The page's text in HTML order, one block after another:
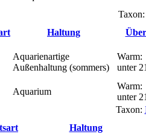
Haltung
Aquarienartige
Außenhaltung (sommers)
Warm:
unter
Aquarium
Warm:
unter
Taxon:
Haltung